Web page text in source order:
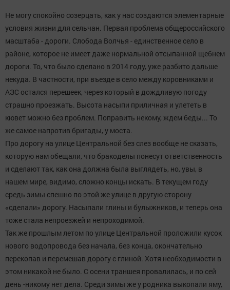
Не могу спокойно созерцать, как у нас создаются элементарные
условия жизни для сельчан. Первая проблема общероссийского
масштаба - дороги. Слобода Волчья - единственное село в
районе, которое не имеет даже нормальной отсыпанной щебнем
дороги. То, что было сделано в 2014 году, уже разбито дальше
некуда. В частности, при въезде в село между коровниками и
АЗС остался перешеек, через который в дождливую погоду
страшно проезжать. Высота насыпи приличная и улететь в
кювет можно без проблем. Поправить некому, ждем беды... То
же самое напротив бригады, у моста.
Про дорогу на улице Центральной без слез вообще не сказать,
которую нам обещали, что бракоделы понесут ответственность
и сделают так, как она должна была выглядеть, но, увы, в
нашем мире, видимо, сложно концы искать. В текущем году
средь зимы спешно по этой же улице в другую сторону
«сделали» дорогу. Насыпали глины и булыжников, и теперь она
тоже стала непроезжей и непроходимой.
Так же прошлым летом по улице Центральной проложили кусок
нового водопровода без начала, без конца, окончательно
перекопав и перемешав дорогу с глиной. Хотя необходимости в
этом никакой не было. С осени траншея провалилась, и по сей
день -никому нет дела. Среди зимы же у родника выкопали яму,